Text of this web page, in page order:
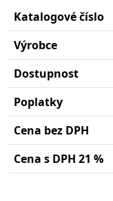
Katalogové číslo
Výrobce
Dostupnost
Poplatky
Cena bez DPH
Cena s DPH 21 %